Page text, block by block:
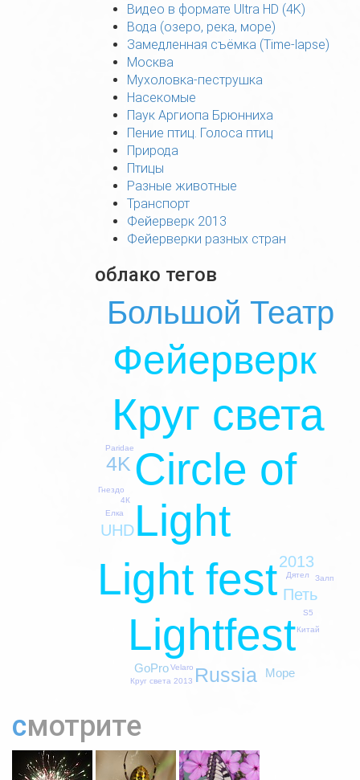
Видео в формате Ultra HD (4K)
Вода (озеро, река, море)
Замедленная съёмка (Time-lapse)
Москва
Мухоловка-пеструшка
Насекомые
Паук Аргиопа Брюнниха
Пение птиц. Голоса птиц
Природа
Птицы
Разные животные
Транспорт
Фейерверк 2013
Фейерверки разных стран
облако тегов
Circle of
Light
Круг света
Light fest
Lightfest
Фейерверк
Большой Театр
Russia
4K
UHD
2013
Петь
GoPro Море
Гнездо
Дятел
Круг света 2013
S5
4К
Елка
Paridae
Velaro
Залп
Китай
смотрите